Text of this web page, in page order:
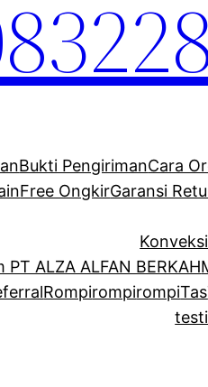
Bukti PengirimanCara
Free OngkirGaransi
ALZA ALFAN BERKAH
RompirompirompiTas